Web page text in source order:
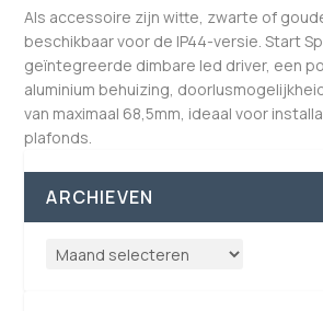
Als accessoire zijn witte, zwarte of
beschikbaar voor de IP44-versie. Start
geïntegreerde dimbare led driver, een
aluminium behuizing,
van maximaal 68,5mm, ideaal voor
plafonds.
ARCHIEVEN